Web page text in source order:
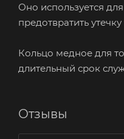
Оно используется
предотвратить
Кольцо медное для
длительный срок
Отзывы